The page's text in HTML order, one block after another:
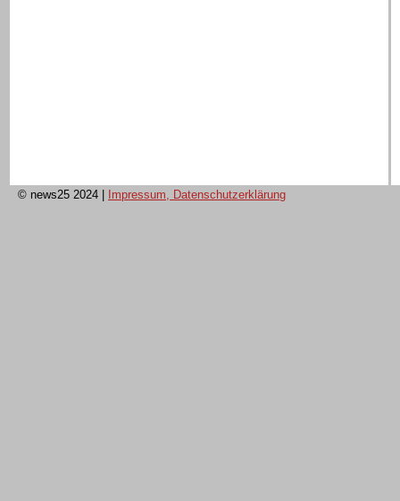
© news25 2024 Impressum, Datenschutzerklärung